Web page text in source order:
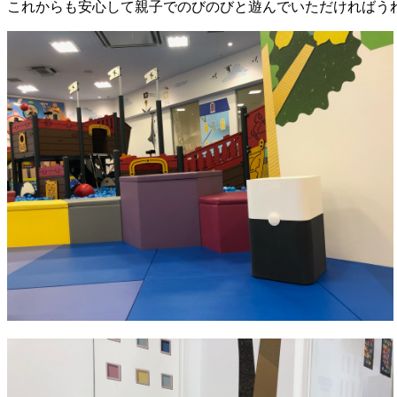
これからも安心して親子でのびのびと遊んでいただければう